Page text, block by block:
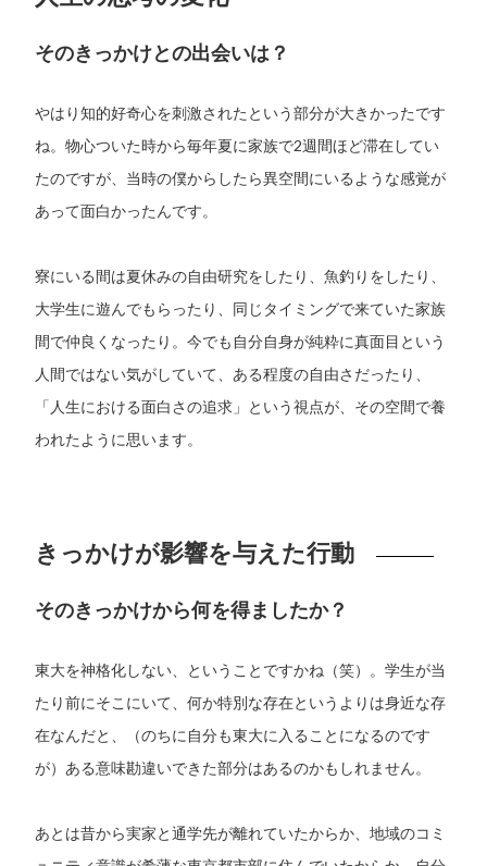
そのきっかけとの出会いは？
やはり知的好奇心を刺激されたという部分が大きかったです
ね。物心ついた時から毎年夏に家族で2週間ほど滞在してい
たのですが、当時の僕からしたら異空間にいるような感覚が
あって面白かったんです。
寮にいる間は夏休みの自由研究をしたり、魚釣りをしたり、
大学生に遊んでもらったり、同じタイミングで来ていた家族
間で仲良くなったり。今でも自分自身が純粋に真面目という
人間ではない気がしていて、ある程度の自由さだったり、
「人生における面白さの追求」という視点が、その空間で養
われたように思います。
きっかけが影響を与えた行動
そのきっかけから何を得ましたか？
東大を神格化しない、ということですかね（笑）。学生が当
たり前にそこにいて、何か特別な存在というよりは身近な存
在なんだと、（のちに自分も東大に入ることになるのです
が）ある意味勘違いできた部分はあるのかもしれません。
あとは昔から実家と通学先が離れていたからか、地域のコミ